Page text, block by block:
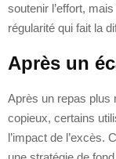
soutenir l’effort,
régularité qui fait la
Après un
Après un repas plus
copieux, certains
l’impact de l’excès.